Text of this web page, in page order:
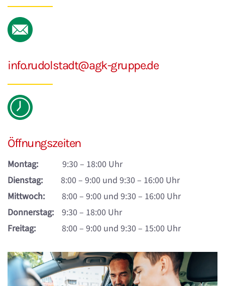
info.rudolstadt@agk-gruppe.de
Öffnungszeiten
Montag: 9:30 – 18:00 Uhr
Dienstag: 8:00 – 9:00 und 9:30 – 16:00 Uhr
Mittwoch: 8:00 – 9:00 und 9:30 – 16:00 Uhr
Donnerstag:
9:30 – 18:00 Uhr
Freitag: 8:00 – 9:00 und 9:30 – 15:00 Uhr